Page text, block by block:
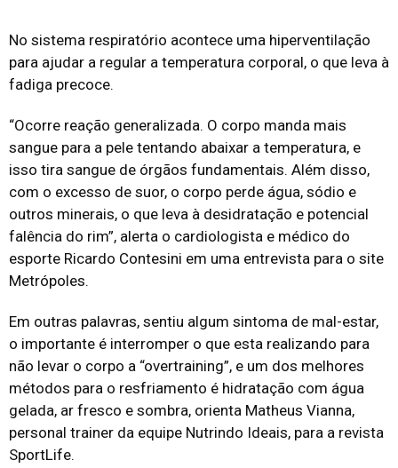
No sistema respiratório acontece uma hiperventilação
para ajudar a regular a temperatura corporal, o que leva à
fadiga precoce.
“Ocorre reação generalizada. O corpo manda mais
sangue para a pele tentando abaixar a temperatura, e
isso tira sangue de órgãos fundamentais. Além disso,
com o excesso de suor, o corpo perde água, sódio e
outros minerais, o que leva à desidratação e potencial
falência do rim”, alerta o cardiologista e médico do
esporte Ricardo Contesini em uma entrevista para o site
Metrópoles.
Em outras palavras, sentiu algum sintoma de mal-estar,
o importante é interromper o que esta realizando para
não levar o corpo a “overtraining”, e um dos melhores
métodos para o resfriamento é hidratação com água
gelada, ar fresco e sombra, orienta Matheus Vianna,
personal trainer da equipe Nutrindo Ideais, para a revista
SportLife.